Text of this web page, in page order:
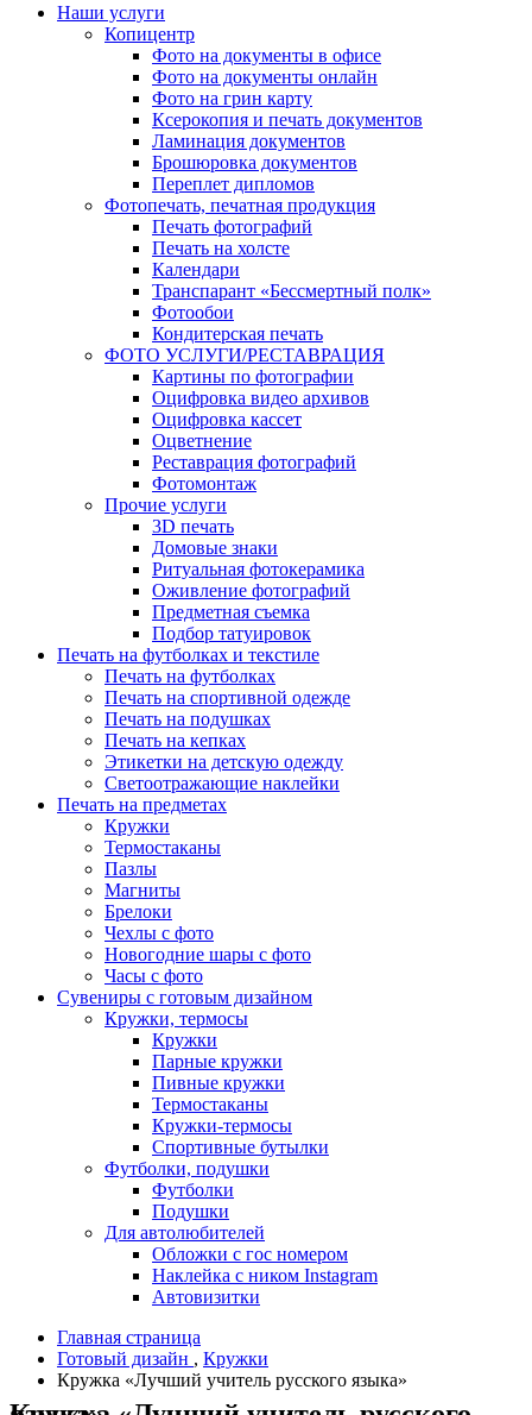
Наши услуги
Копицентр
Фото на документы в офисе
Фото на документы онлайн
Фото на грин карту
Ксерокопия и печать документов
Ламинация документов
Брошюровка документов
Переплет дипломов
Фотопечать, печатная продукция
Печать фотографий
Печать на холсте
Календари
Транспарант «Бессмертный полк»
Фотообои
Кондитерская печать
ФОТО УСЛУГИ/РЕСТАВРАЦИЯ
Картины по фотографии
Оцифровка видео архивов
Оцифровка кассет
Оцветнение
Реставрация фотографий
Фотомонтаж
Прочие услуги
3D печать
Домовые знаки
Ритуальная фотокерамика
Оживление фотографий
Предметная съемка
Подбор татуировок
Печать на футболках и текстиле
Печать на футболках
Печать на спортивной одежде
Печать на подушках
Печать на кепках
Этикетки на детскую одежду
Светоотражающие наклейки
Печать на предметах
Кружки
Термостаканы
Пазлы
Магниты
Брелоки
Чехлы с фото
Новогодние шары с фото
Часы с фото
Сувениры с готовым дизайном
Кружки, термосы
Кружки
Парные кружки
Пивные кружки
Термостаканы
Кружки-термосы
Спортивные бутылки
Футболки, подушки
Футболки
Подушки
Для автолюбителей
Обложки с гос номером
Наклейка с ником Instagram
Автовизитки
Главная страница
Готовый дизайн , Кружки
Кружка «Лучший учитель русского языка»